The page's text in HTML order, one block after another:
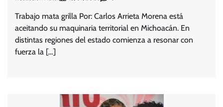
Trabajo mata grilla Por: Carlos Arrieta Morena está
aceitando su maquinaria territorial en Michoacán. En
distintas regiones del estado comienza a resonar con
fuerza la […]